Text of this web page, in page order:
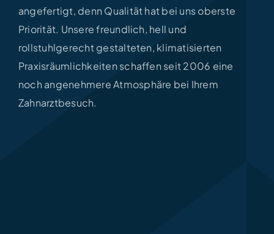
angefertigt, denn Qualität hat bei uns oberste
Priorität. Unsere freundlich, hell und
rollstuhlgerecht gestalteten, klimatisierten
Praxisräumlichkeiten schaffen seit 2006 eine
noch angenehmere Atmosphäre bei Ihrem
Zahnarztbesuch.